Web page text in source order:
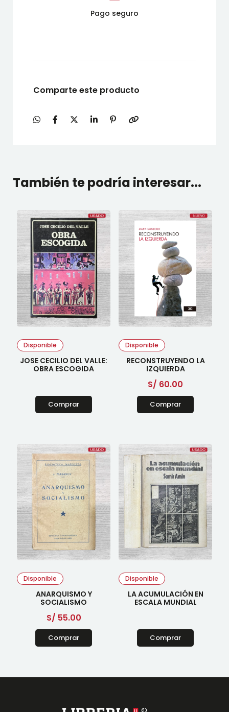
Pago seguro
Comparte este producto
También te podría interesar...
Disponible
JOSE CECILIO DEL VALLE:
OBRA ESCOGIDA
Comprar
Disponible
RECONSTRUYENDO LA
IZQUIERDA
S/ 60.00
Comprar
Disponible
ANARQUISMO Y
SOCIALISMO
S/ 55.00
Comprar
Disponible
LA ACUMULACIÓN EN
ESCALA MUNDIAL
Comprar